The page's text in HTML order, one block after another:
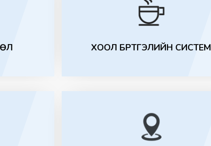
ХООЛ БҮРТГЭЛИЙН СИСТЕМ